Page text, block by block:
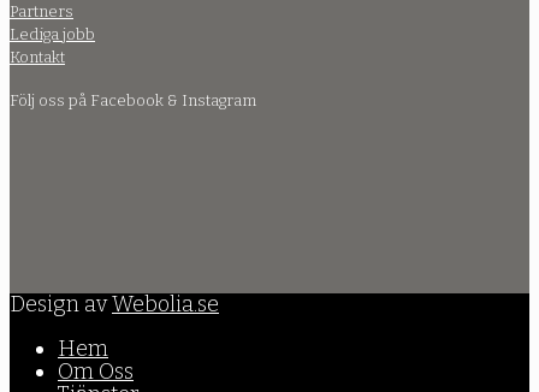
Partners
Lediga jobb
Kontakt
Följ oss på Facebook & Instagram
Design avWebolia.se
Hem
Om Oss